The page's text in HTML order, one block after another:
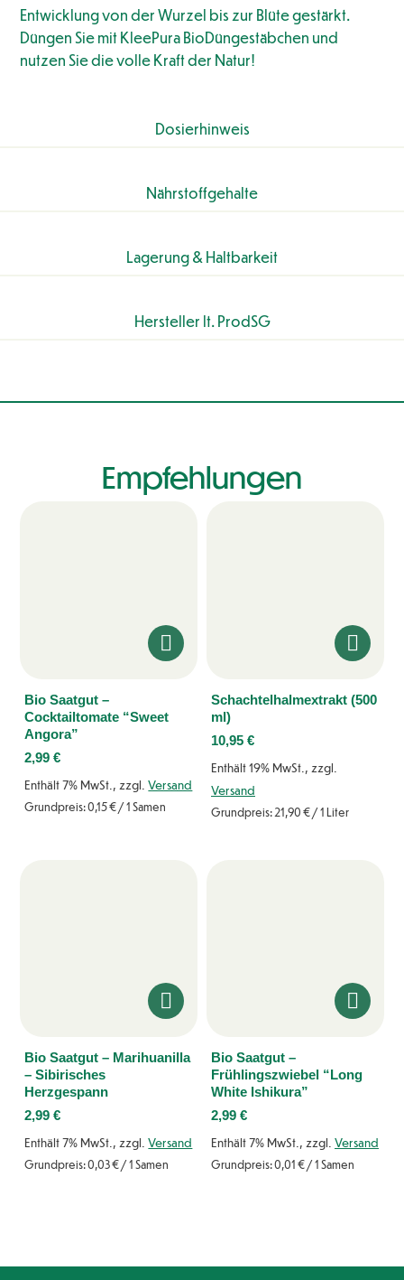
Dosierhinweis
Nährstoffgehalte
Lagerung & Haltbarkeit
Hersteller lt. ProdSG
Entwicklung von der Wurzel bis zur Blüte gestärkt.
Düngen Sie mit KleePura BioDüngestäbchen und
nutzen Sie die volle Kraft der Natur!
Empfehlungen
Bio Saatgut –
Cocktailtomate “Sweet
Angora”
2,99€
Enthält 7% MwSt., zzgl.Versand
Grundpreis:0,15€/ 1 Samen
Schachtelhalmextrakt (500
ml)
10,95 €
Enthält 19% MwSt., zzgl.
Versand
Grundpreis:21,90€/ 1 Liter
Bio Saatgut – Marihuanilla
– Sibirisches
Herzgespann
2,99€
Enthält 7% MwSt., zzgl.Versand
Grundpreis:0,03€/ 1 Samen
Bio Saatgut –
Frühlingszwiebel “Long
White Ishikura”
2,99 €
Enthält 7% MwSt., zzgl. Versand
Grundpreis:0,01€/ 1 Samen